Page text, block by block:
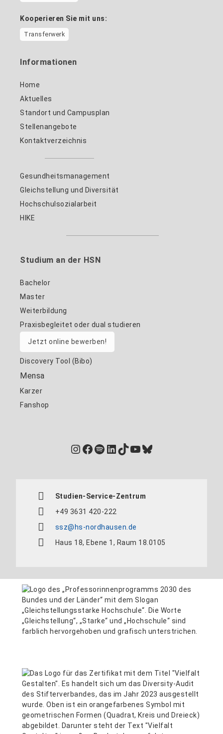
Kooperieren Sie mit uns:
Transferwerk
Informationen
Home
Aktuelles
Standort und Campusplan
Stellenangebote
Kontaktverzeichnis
Gesundheitsmanagement
Gleichstellung und Diversität
Hochschulsozialarbeit
HIKE
Studium an der HSN
Bachelor
Master
Weiterbildung
Praxisbegleitet oder dual studieren
Jetzt online bewerben!
Discovery Tool (Bibo)
Mensa
Karzer
Fanshop
Instagram
Facebook
Spotify
LinkedIn
TikTok
YouTube
Bluesky
Studien-Service-Zentrum
+49 3631 420-222
ssz@hs-nordhausen.de
Haus 18, Ebene 1, Raum 18.0105